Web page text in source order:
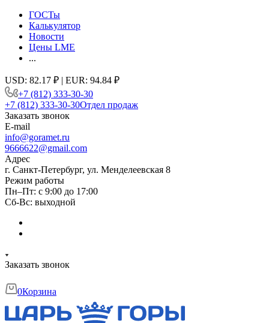
ГОСТы
Калькулятор
Новости
Цены LME
...
USD: 82.17 ₽ | EUR: 94.84 ₽
+7 (812) 333-30-30
+7 (812) 333-30-30Отдел продаж
Заказать звонок
E-mail
info@goramet.ru
9666622@gmail.com
Адрес
г. Санкт-Петербург, ул. Менделеевская 8
Режим работы
Пн–Пт: с 9:00 до 17:00
Сб-Вс: выходной
Заказать звонок
0Корзина